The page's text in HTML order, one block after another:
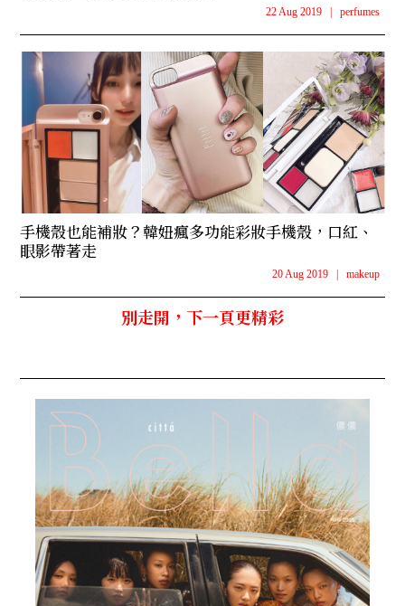
22 Aug 2019 perfumes
手機殼也能補妝？韓妞瘋多功能彩妝手機殼，口紅、
眼影帶著走
20 Aug 2019 makeup
別走開，下一頁更精彩